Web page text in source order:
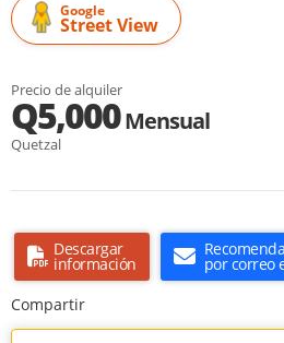
Google
Street View
Precio de alquiler
Q5,000Mensual
Quetzal
Descargar
información
por correo
Compartir